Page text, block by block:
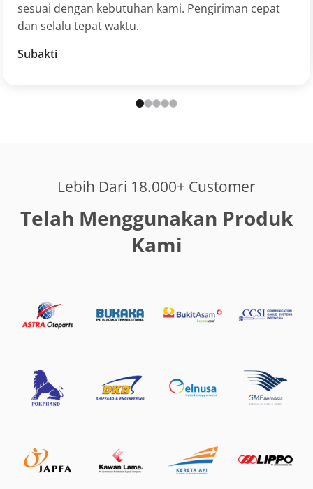
sesuai dengan kebutuhan kami. Pengiriman cepat
dan selalu tepat waktu.
Subakti
Lebih Dari 18.000+ Customer
Telah Menggunakan Produk
Kami